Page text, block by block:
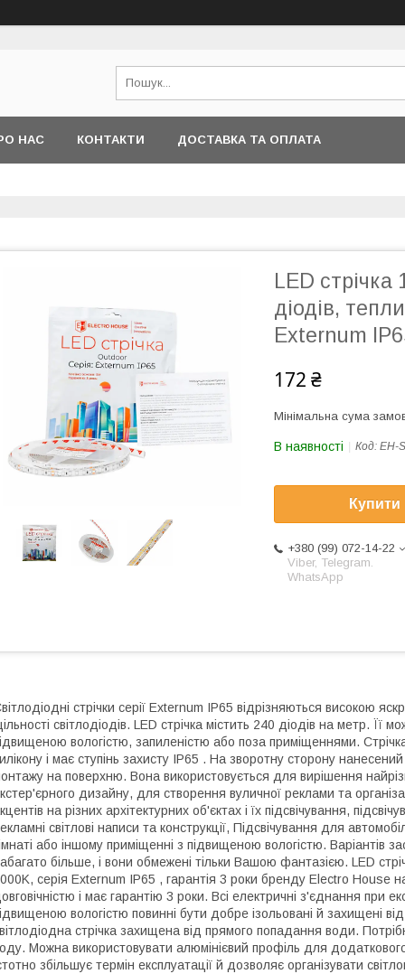
НАС КОНТАКТИ ДОСТАВКА ТА ОПЛАТА
LED
діодів,
Externum
172 ₴
Мінімальна сума
В наявності Код: EH-
Купити
+380 (99) 072-14-22
Viber, Telegram.
WhatsApp
стрічки серії Externum IP65 відрізняються високою
світлодіодів. LED стрічка містить 240 діодів на метр. Її
вологістю, запиленістю або поза приміщеннями.
і має ступінь захисту IP65 . На зворотну сторону
на поверхню. Вона використовується для вирішення
дизайну, для створення вуличної реклами та
на різних архітектурних об'єктах і їх підсвічування,
світлові написи та конструкції, Підсвічування для
або іншому приміщенні з підвищеною вологістю. Варіантів
більше, і вони обмежені тільки Вашою фантазією. LED
серія Externum IP65 , гарантія 3 роки бренду Electro House
і має гарантію 3 роки. Всі електричні з'єднання при
вологістю повинні бути добре ізольовані й захищені
стрічка захищена від прямого попадання води.
Можна використовувати алюмінієвий профіль для
збільшує термін експлуатації й дозволяє організувати